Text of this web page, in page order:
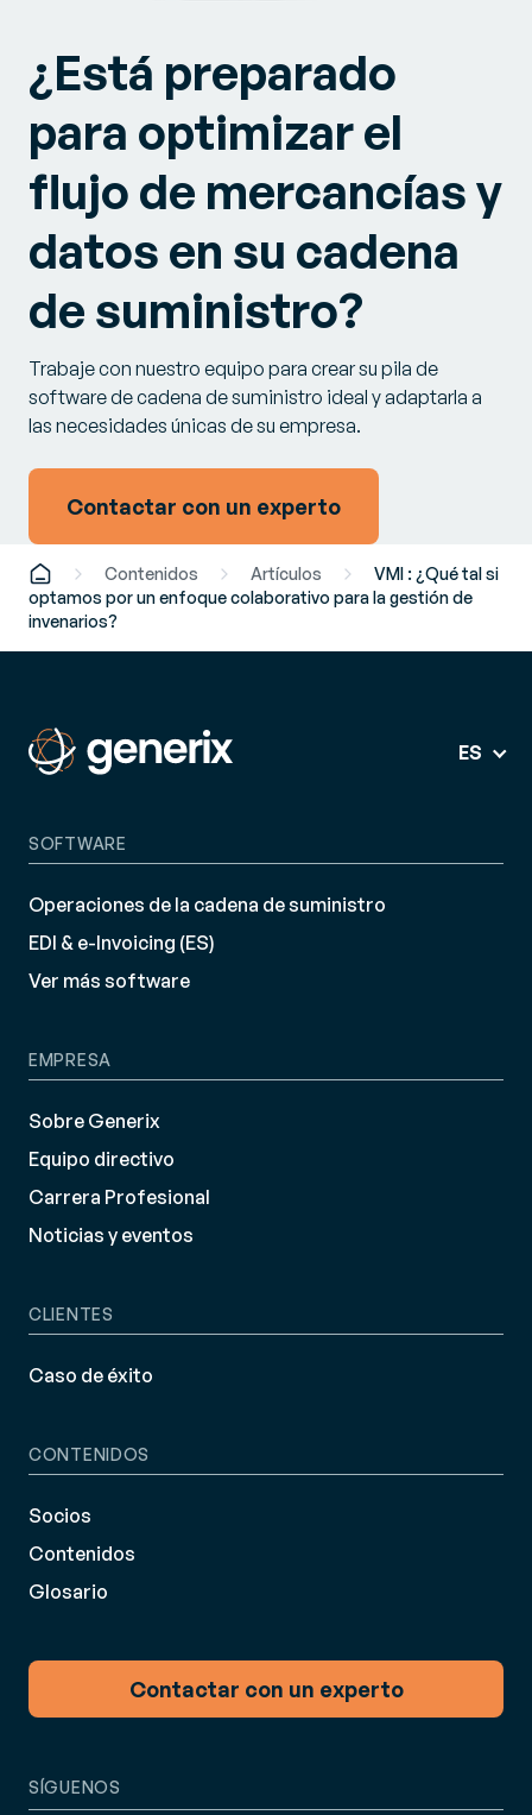
¿Está preparado
para optimizar el
flujo de mercancías y
datos en su cadena
de suministro?
Trabaje con nuestro equipo para crear su pila de
software de cadena de suministro ideal y adaptarla a
las necesidades únicas de su empresa.
Contactar con un experto
Contenidos Artículos
VMI : ¿Qué tal si
optamos por un enfoque colaborativo para la gestión de
invenarios?
ES
SOFTWARE
Operaciones de la cadena de suministro
EDI & e-Invoicing (ES)
Ver más software
EMPRESA
Sobre Generix
Equipo directivo
Carrera Profesional
Noticias y eventos
CLIENTES
Caso de éxito
CONTENIDOS
Socios
Contenidos
Glosario
Contactar con un experto
SÍGUENOS